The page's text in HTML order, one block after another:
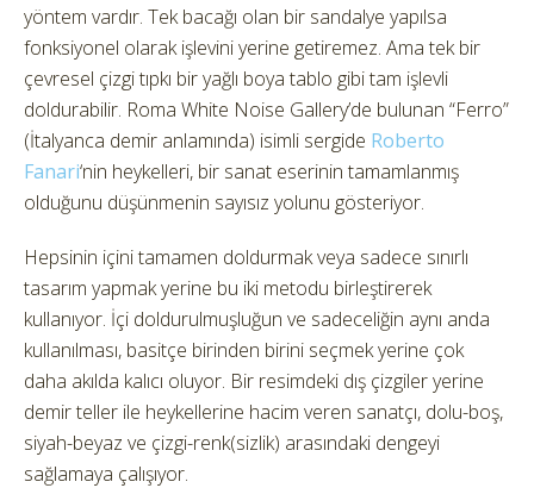
yöntem vardır. Tek bacağı olan bir sandalye yapılsa
fonksiyonel olarak işlevini yerine getiremez. Ama tek bir
çevresel çizgi tıpkı bir yağlı boya tablo gibi tam işlevli
doldurabilir. Roma White Noise Gallery’de bulunan “Ferro”
(İtalyanca demir anlamında) isimli sergide Roberto
Fanari‘nin heykelleri, bir sanat eserinin tamamlanmış
olduğunu düşünmenin sayısız yolunu gösteriyor.
Hepsinin içini tamamen doldurmak veya sadece sınırlı
tasarım yapmak yerine bu iki metodu birleştirerek
kullanıyor. İçi doldurulmuşluğun ve sadeceliğin aynı anda
kullanılması, basitçe birinden birini seçmek yerine çok
daha akılda kalıcı oluyor. Bir resimdeki dış çizgiler yerine
demir teller ile heykellerine hacim veren sanatçı, dolu-boş,
siyah-beyaz ve çizgi-renk(sizlik) arasındaki dengeyi
sağlamaya çalışıyor.